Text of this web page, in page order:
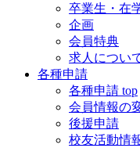
卒業生・在
企画
会員特典
求人につい
各種申請
各種申請 top
会員情報の
後援申請
校友活動情